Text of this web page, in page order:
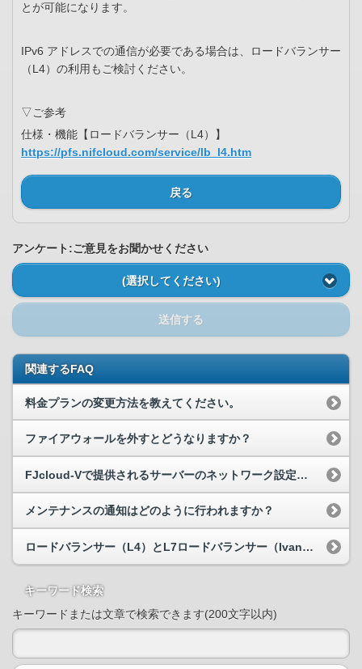
とが可能になります。
IPv6 アドレスでの通信が必要である場合は、ロードバランサー
（L4）の利用もご検討ください。
▽ご参考
仕様・機能【ロードバランサー（L4）】
https://pfs.nifcloud.com/service/lb_l4.htm
戻る
アンケート:ご意見をお聞かせください
(選択してください)
送信する
関連するFAQ
料金プランの変更方法を教えてください。
ファイアウォールを外すとどうなりますか？
FJcloud-Vで提供されるサーバーのネットワーク設定が知りたい
メンテナンスの通知はどのように行われますか？
ロードバランサー（L4）とL7ロードバランサー（Ivanti Virtual Traffic Manager）の違いを教えてください
キーワード検索
キーワードまたは文章で検索できます(200文字以内)